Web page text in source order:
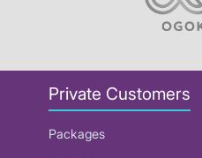
Private Customers
Packages